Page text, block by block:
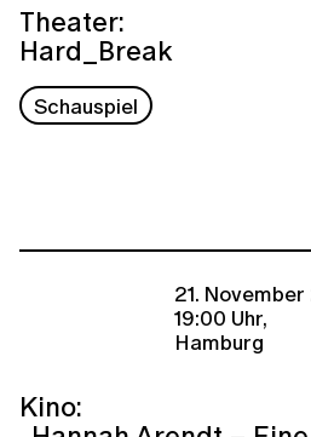
Theater:
Hard_Break
Schauspiel
21.
19:00 Uhr,
Hamburg
Kino: